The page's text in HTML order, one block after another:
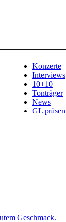
Konzerte
Interviews
10+10
Tonträger
News
GL
Geschmack.